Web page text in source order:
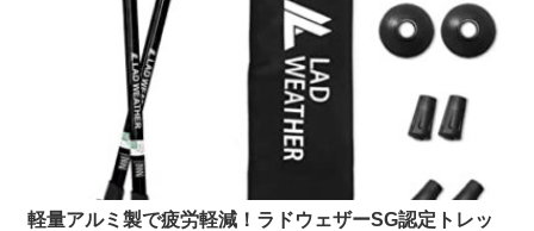
軽量アルミ製で疲労軽減！ラドウェザーSG認定トレッ